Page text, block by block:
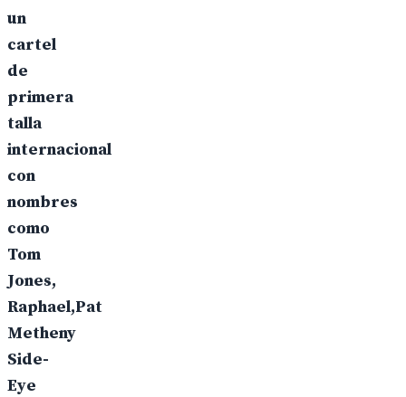
un
cartel
de
primera
talla
internacional
con
nombres
como
Tom
Jones,
Raphael,Pat
Metheny
Side-
Eye